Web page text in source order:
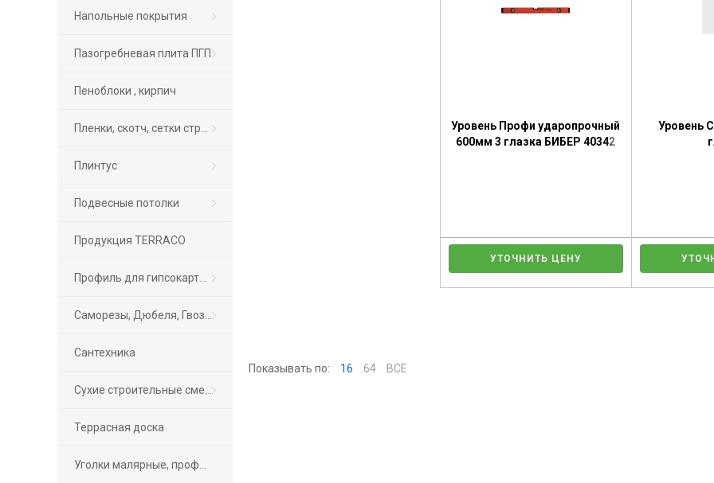
Напольные покрытия
Пазогребневая плита ПГП
Пеноблоки , кирпич
Плинтус
Подвесные потолки
Продукция TERRACO
Профиль для гипсокартона
Сантехника
Террасная доска
Уровень Профи ударопрочный
600мм 3 глазка БИБЕР 40342
УТОЧНИТЬ ЦЕНУ
Уровень
Показывать по: 16 64 ВСЕ